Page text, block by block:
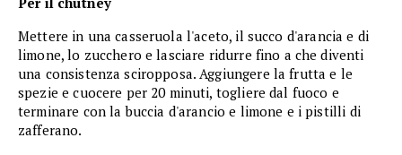
Mettere in una casseruola l'aceto, il succo d'arancia e di
limone, lo zucchero e lasciare ridurre fino a che diventi
una consistenza sciropposa. Aggiungere la frutta e le
spezie e cuocere per 20 minuti, togliere dal fuoco e
terminare con la buccia d'arancio e limone e i pistilli di
zafferano.